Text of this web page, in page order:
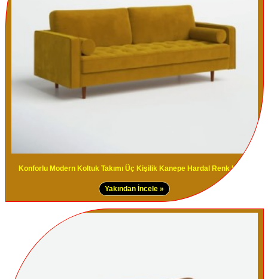
Konforlu Modern Koltuk Takımı Üç Kişilik Kanepe Hardal Renk Koltuk
Yakından İncele »